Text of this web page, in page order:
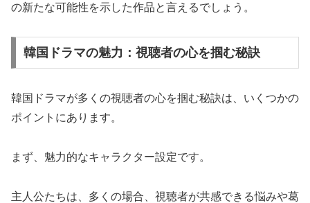
の新たな可能性を示した作品と言えるでしょう。
韓国ドラマの魅力：視聴者の心を掴む秘訣
韓国ドラマが多くの視聴者の心を掴む秘訣は、いくつかの
ポイントにあります。
まず、魅力的なキャラクター設定です。
主人公たちは、多くの場合、視聴者が共感できる悩みや葛